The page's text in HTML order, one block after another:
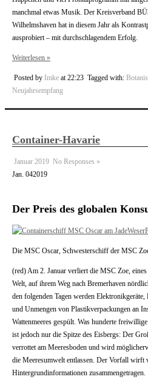
manchmal etwas Musik. Der Kreisverband
Wilhelmshaven hat in diesem Jahr als
ausprobiert – mit durchschlagendem Erfolg.
Weiterlesen »
Posted by Imke at 22:23 Tagged with:
Neujahrsempfang
Container-Havarie
Januar 2019 No Responses »
Jan. 042019
Der Preis des globalen
Die MSC Oscar, Schwesterschiff der MSC
(red) Am 2. Januar verliert die MSC Zoe,
Welt, auf ihrem Weg nach Bremerhaven
den folgenden Tagen werden
und Unmengen von Plastikverpackungen an
Wattenmeeres gespült. Was hunderte
ist jedoch nur die Spitze des Eisbergs: Der
verrottet am Meeresboden und wird
die Meeresumwelt entlassen. Der Vorfall wirft
Hintergrundinformationen zusammengetragen.